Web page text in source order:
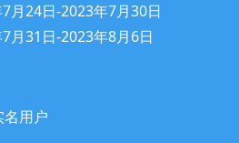
月24日-2023年7月30日
月31日-2023年8月6日
用户